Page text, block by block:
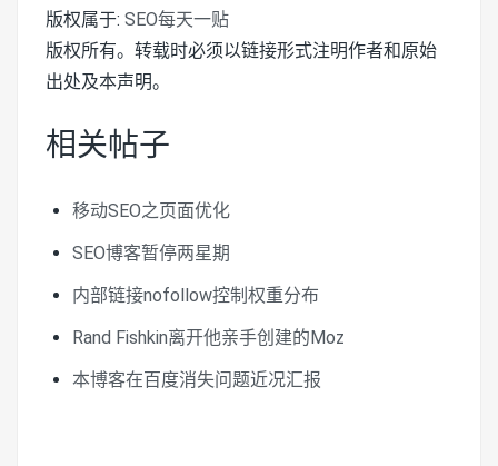
版权属于: SEO每天一贴
版权所有。转载时必须以链接形式注明作者和原始
出处及本声明。
相关帖子
移动SEO之页面优化
SEO博客暂停两星期
内部链接nofollow控制权重分布
Rand Fishkin离开他亲手创建的Moz
本博客在百度消失问题近况汇报